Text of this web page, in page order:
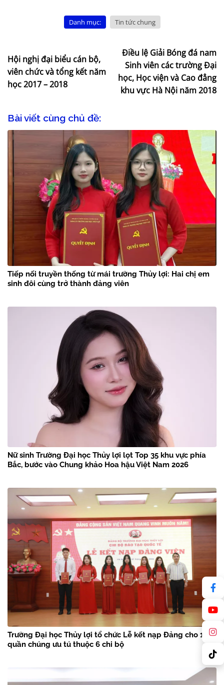
Danh mục: Tin tức chung
Hội nghị đại biểu cán bộ,
viên chức và tổng kết năm
học 2017 – 2018
Điều lệ Giải Bóng đá nam
Sinh viên các trường Đại
học, Học viện và Cao đẳng
khu vực Hà Nội năm 2018
Bài viết cùng chủ đề:
Tiếp nối truyền thống từ mái trường Thủy lợi: Hai chị em
sinh đôi cùng trở thành đảng viên
Nữ sinh Trường Đại học Thủy lợi lọt Top 35 khu vực phía
Bắc, bước vào Chung khảo Hoa hậu Việt Nam 2026
Trường Đại học Thủy lợi tổ chức Lễ kết nạp Đảng cho 18
quần chúng ưu tú thuộc 6 chi bộ